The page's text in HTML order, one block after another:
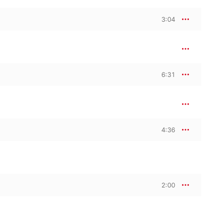
3:04
6:31
4:36
2:00